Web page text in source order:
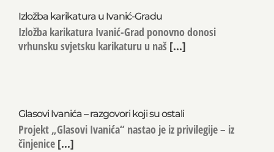
Izložba karikatura u Ivanić-Gradu
Izložba karikatura Ivanić-Grad ponovno donosi
vrhunsku svjetsku karikaturu u naš [...]
Glasovi Ivanića – razgovori koji su ostali
Projekt „Glasovi Ivanića“ nastao je iz privilegije – iz
činjenice [...]